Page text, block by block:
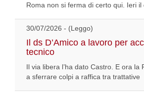
Roma non si ferma di certo qui. Ieri
30/07/2026 - (Leggo)
Il ds D’Amico a lavoro per
tecnico
Il via libera l’ha dato Castro. E ora la
a sferrare colpi a raffica tra trattative